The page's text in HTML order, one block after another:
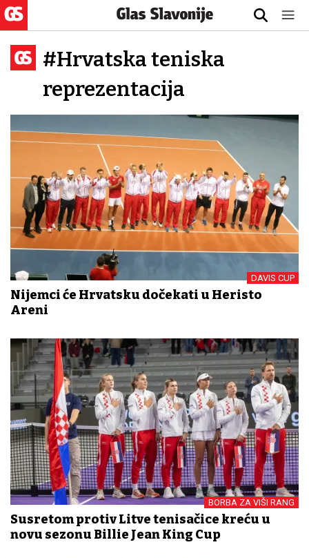
#Hrvatska teniska
reprezentacija
DAVIS CUP
Nijemci će Hrvatsku dočekati u Heristo
Areni
BORBA ZA VIŠI RANG
Susretom protiv Litve tenisačice kreću u
novu sezonu Billie Jean King Cup